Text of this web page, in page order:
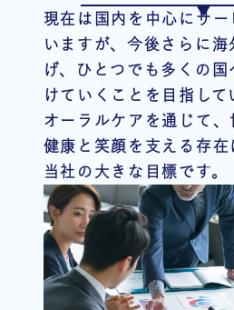
現在は国内を中心にサー
いますが、今後さらに海
げ、ひとつでも多くの国
けていくことを目指して
オーラルケアを通じて、
健康と笑顔を支える存在
当社の大きな目標です。